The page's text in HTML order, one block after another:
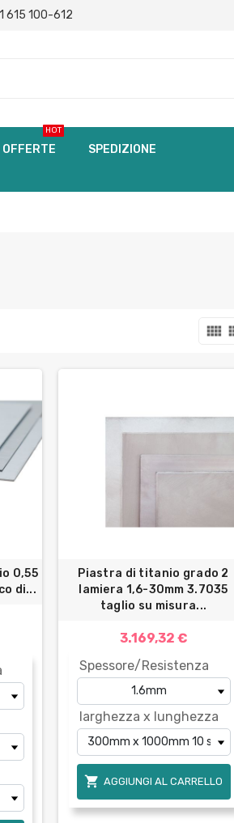
615 100-612
OFFERTE
HOT
SPEDIZIONE
view_comfy
0,55
di...
Piastra di titanio grado 2
lamiera 1,6-30mm 3.7035
taglio su misura...
3.169,32 €
Spessore/Resistenza
larghezza x lunghezza
 AGGIUNGI AL CARRELLO